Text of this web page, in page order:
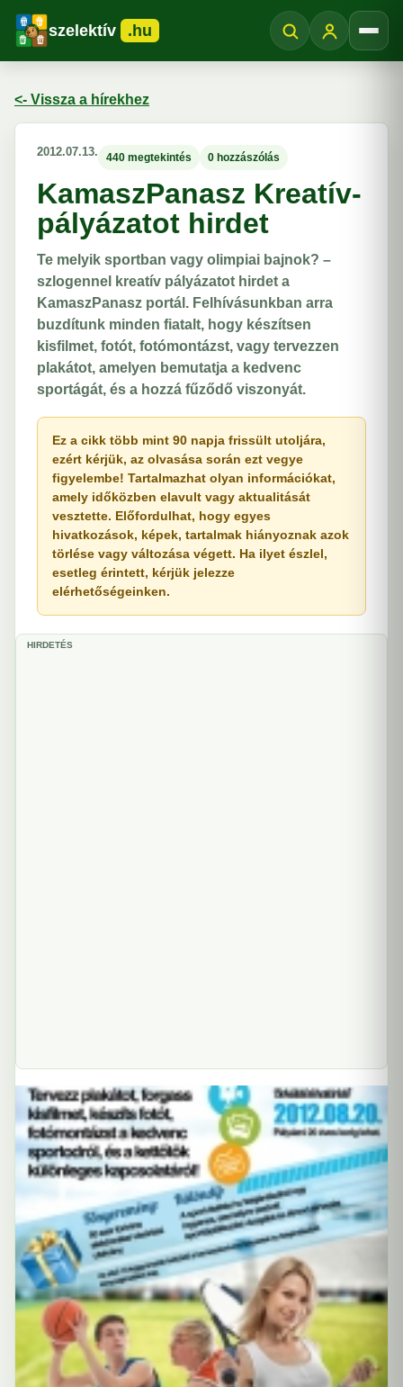
szelektív .hu
<- Vissza a hírekhez
2012.07.13. 440 megtekintés 0 hozzászólás
KamaszPanasz Kreatív-
pályázatot hirdet
Te melyik sportban vagy olimpiai bajnok? –
szlogennel kreatív pályázatot hirdet a
KamaszPanasz portál. Felhívásunkban arra
buzdítunk minden fiatalt, hogy készítsen
kisfilmet, fotót, fotómontázst, vagy tervezzen
plakátot, amelyen bemutatja a kedvenc
sportágát, és a hozzá fűződő viszonyát.
Ez a cikk több mint 90 napja frissült utoljára,
ezért kérjük, az olvasása során ezt vegye
figyelembe! Tartalmazhat olyan információkat,
amely időközben elavult vagy aktualitását
vesztette. Előfordulhat, hogy egyes
hivatkozások, képek, tartalmak hiányoznak azok
törlése vagy változása végett. Ha ilyet észlel,
esetleg érintett, kérjük jelezze
elérhetőségeinken.
HIRDETÉS